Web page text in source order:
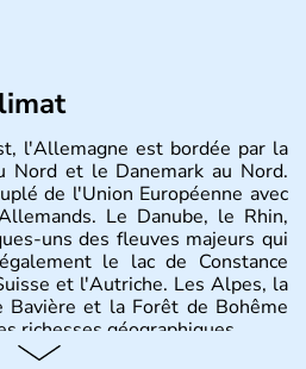
l'Allemagne est bordée par la
Nord et le Danemark au Nord.
de l'Union Européenne avec
Le Danube, le Rhin,
uns des fleuves majeurs qui
le lac de Constance
et l'Autriche. Les Alpes, la
et la Forêt de Bohême
richesses géographiques.